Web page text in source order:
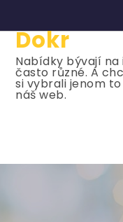
content
Dokr
Nabídky bývají
často různé. A
si vybrali jenom
náš web.